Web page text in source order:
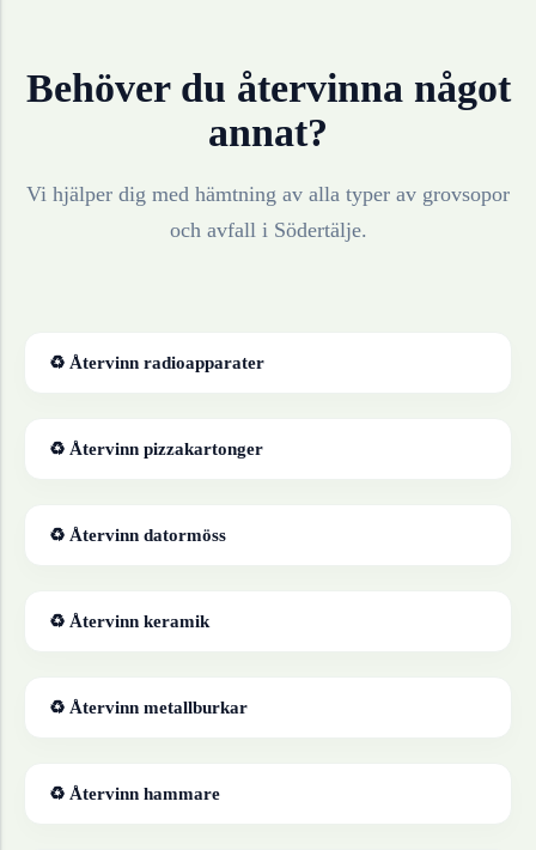
Behöver du återvinna något
annat?
Vi hjälper dig med hämtning av alla typer av grovsopor
och avfall i Södertälje.
♻ Återvinn radioapparater
♻ Återvinn pizzakartonger
♻ Återvinn datormöss
♻ Återvinn keramik
♻ Återvinn metallburkar
♻ Återvinn hammare